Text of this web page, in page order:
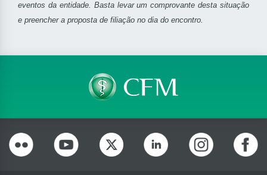
eventos da entidade. Basta levar um comprovante desta situação
e preencher a proposta de filiação no dia do encontro.